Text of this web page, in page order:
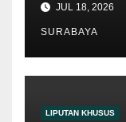
JUL 18, 2026
SURABAYA
LIPUTAN KHUSUS